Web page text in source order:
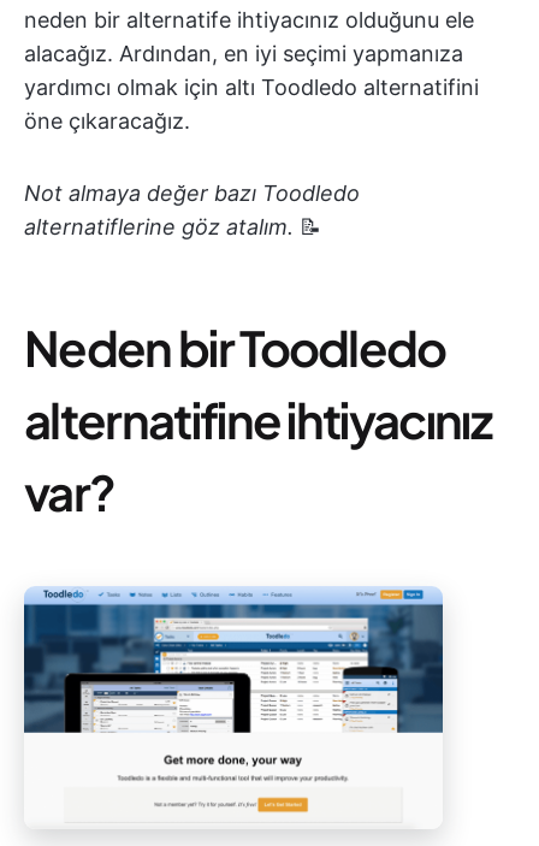
neden bir alternatife ihtiyacınız olduğunu ele
alacağız. Ardından, en iyi seçimi yapmanıza
yardımcı olmak için altı Toodledo alternatifini
öne çıkaracağız.
Not almaya değer bazı Toodledo
alternatiflerine göz atalım. 📝
Neden bir Toodledo
alternatifine ihtiyacınız
var?